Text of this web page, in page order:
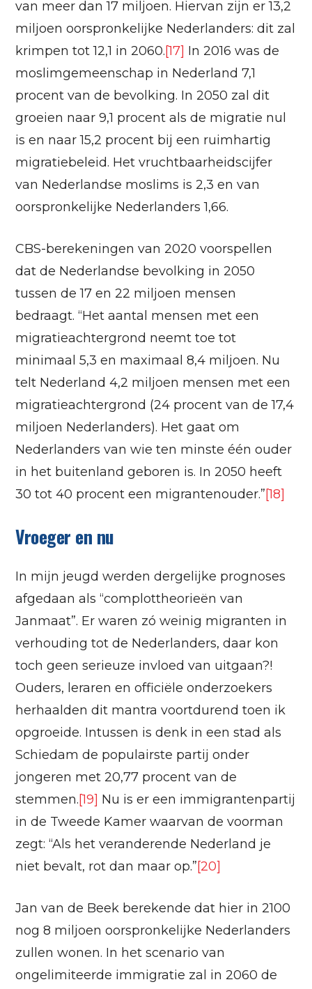
van meer dan 17 miljoen. Hiervan zijn er 13,2
miljoen oorspronkelijke Nederlanders: dit zal
krimpen tot 12,1 in 2060.[17] In 2016 was de
moslimgemeenschap in Nederland 7,1
procent van de bevolking. In 2050 zal dit
groeien naar 9,1 procent als de migratie nul
is en naar 15,2 procent bij een ruimhartig
migratiebeleid. Het vruchtbaarheidscijfer
van Nederlandse moslims is 2,3 en van
oorspronkelijke Nederlanders 1,66.
CBS-berekeningen van 2020 voorspellen
dat de Nederlandse bevolking in 2050
tussen de 17 en 22 miljoen mensen
bedraagt. “Het aantal mensen met een
migratieachtergrond neemt toe tot
minimaal 5,3 en maximaal 8,4 miljoen. Nu
telt Nederland 4,2 miljoen mensen met een
migratieachtergrond (24 procent van de 17,4
miljoen Nederlanders). Het gaat om
Nederlanders van wie ten minste één ouder
in het buitenland geboren is. In 2050 heeft
30 tot 40 procent een migrantenouder.”[18]
Vroeger en nu
In mijn jeugd werden dergelijke prognoses
afgedaan als “complottheorieën van
Janmaat”. Er waren zó weinig migranten in
verhouding tot de Nederlanders, daar kon
toch geen serieuze invloed van uitgaan?!
Ouders, leraren en officiële onderzoekers
herhaalden dit mantra voortdurend toen ik
opgroeide. Intussen is denk in een stad als
Schiedam de populairste partij onder
jongeren met 20,77 procent van de
stemmen.[19] Nu is er een immigrantenpartij
in de Tweede Kamer waarvan de voorman
zegt: “Als het veranderende Nederland je
niet bevalt, rot dan maar op.”[20]
Jan van de Beek berekende dat hier in 2100
nog 8 miljoen oorspronkelijke Nederlanders
zullen wonen. In het scenario van
ongelimiteerde immigratie zal in 2060 de